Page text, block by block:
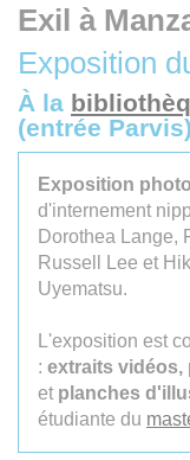
Exil à
Exposition
À la
(entrée Parvis)
Exposition
d'internement
Dorothea Lange,
Russell Lee et
Uyematsu.
L'exposition est
: extraits vidéos,
et planches
étudiante du